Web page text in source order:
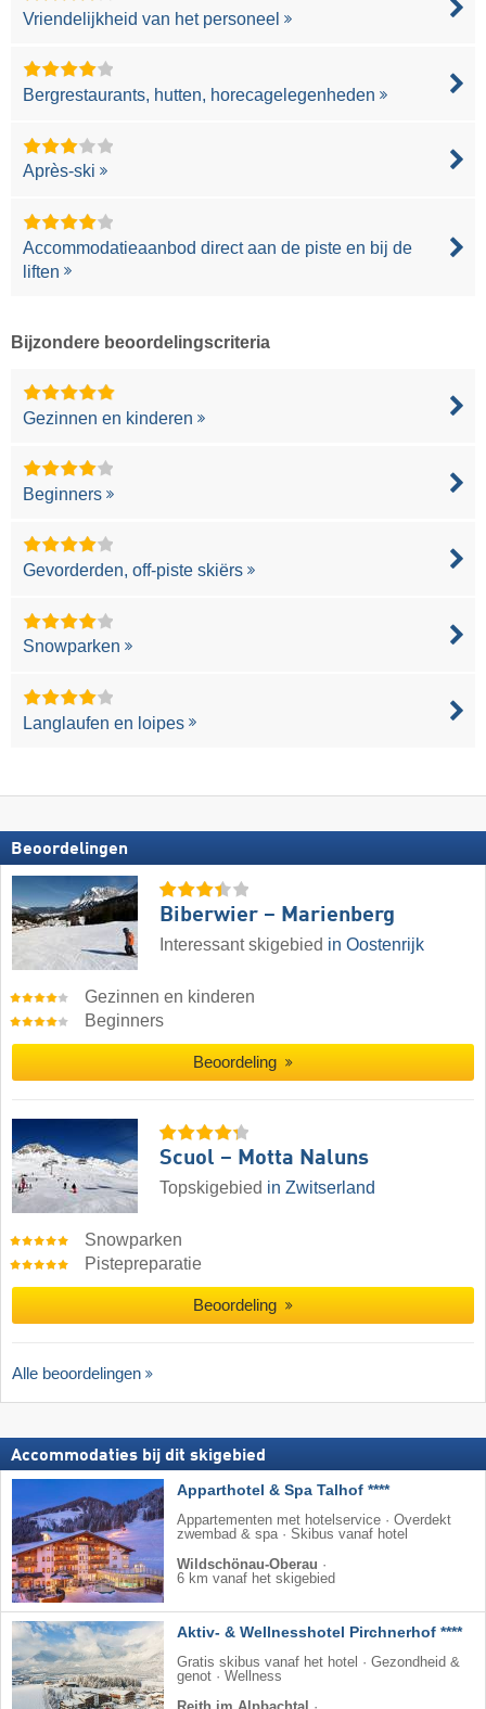
Vriendelijkheid van het personeel
Bergrestaurants, hutten, horecagelegenheden
Après-ski
Accommodatieaanbod direct aan de piste en bij de
liften
Bijzondere beoordelingscriteria
Gezinnen en kinderen
Beginners
Gevorderden, off-piste skiërs
Snowparken
Langlaufen en loipes
Beoordelingen
Biberwier – Marienberg
Interessant skigebied in Oostenrijk
Gezinnen en kinderen
Beginners
Beoordeling
Scuol – Motta Naluns
Topskigebied in Zwitserland
Snowparken
Pistepreparatie
Beoordeling
Alle beoordelingen
Accommodaties bij dit skigebied
Apparthotel & Spa Talhof ****
Appartementen met hotelservice · Overdekt
zwembad & spa · Skibus vanaf hotel
Wildschönau-Oberau ·
6 km vanaf het skigebied
Aktiv- & Wellnesshotel Pirchnerhof ****
Gratis skibus vanaf het hotel · Gezondheid &
genot · Wellness